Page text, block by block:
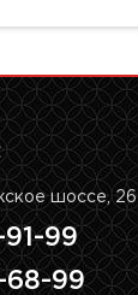
шоссе,
99
68-99